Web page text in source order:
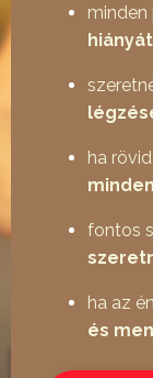
minden
hiányát
ha
fontos
ha az
és